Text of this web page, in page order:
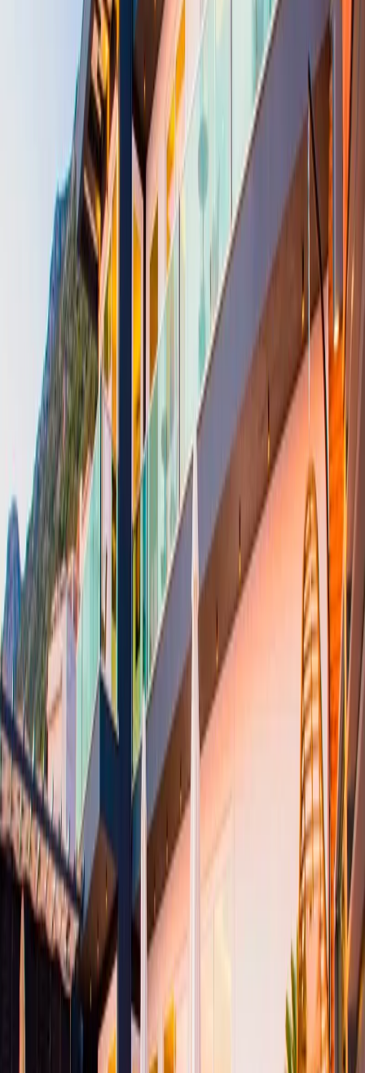
villamız Tam Korunaklı olup 1200 m2’lik bir alana inşa edilmiştir.
Bu kiralık yazlığımızın, Çocuk Havuzlu, Jakuzili olmasının yanı sıra
15 m uzunluğa 5m genişliğe sahip; sığ havuzlu, Sonsuzluk Havuzu
bulunuyor. Zeytin ağaçları ile çevrili bir yamaçta bulunan villa,
konumunun verdiği avantaj ile kesintisiz bir Deniz Manzarasına
sahiptir. Oldukça geniş bir güneşlenme terası olan villanın
bahçesinde bulunan barbeküsünde mangalınızı yapabilirsiniz. Son
derece modern ve lüks döşenmiş villamızda kapalı devre güvenlik
kamera sistemi ve alarm mevcuttur. Ayrıca değerli eşyalarınız için
odalarda kilitli kasası da bulunmaktadır. Ayrıca masa tenisi, bilardo,
buhar sauna, mini sinema, fitness alanı gibi aktivite bölümleriyle de
misafirlerimizin keyifli vakit geçirmesini sağlamaktadır.
Portföyümüzdeki bu kiralık villamız, tüm Kalkan koyuna hakim
açık deniz manzarası ile sizi mavinin ve yeşilin misafiri olmaya
davet ediyor. Modern döşenmiş Lüks Tatil Villasında kendinizi özel
hissedeceğiniz bir tatil sizi bekliyor....
NOT: Villamız ingiliz siterlini ( GBP) üzerinden
fiyatlandırılmaktadır. TL karşılığı hesaplanırken rezervasyon
tarihindeki güncel GBP kurı esas alınır.
Kalan ödeme için villaya giriş günü geçerli olan GBP kuru
uygulanacaktır. Rezervasyon yapmadan önce lütfen iletişime
geçiniz.
2026 Haftalık Fiyatlar
* 1-30 Nisan : 2.275 GBP
* ⁠1-31 Mayıs : 2.520 GBP
* ⁠1-30 Haziran : 3.500 GBP
* ⁠1-31 Temmuz : 5.775 GBP
* ⁠1-31 Ağustos : 5.880 GBP
* ⁠1-30 Eylül : 3.500 GBP
* ⁠1-31 Ekim : 2.275 GBP
* ⁠1-30 Kasım : 2.030 GBP
Yatak Odaları;
1. Yatak Odası:
klimalı ve deniz manzaralı suit yatak odasıdır. Yatak
odasında komodin,1 adet çift kişilik yatak, elbise dolabı, makyaj
masası, banyo ve tuvalet bulunmaktadır.
2. Yatak Odası:
klimalı ve deniz manzaralı suit genç yatak odasıdır.
Yatak odasında komodin,2 adet tek kişilik yatak, makyaj masası,
elbise dolabı, banyo ve tuvalet bulunmaktadır.
3. Yatak Odası:
klimalı ve deniz manzaralı suit yatak odasıdır. Yatak
odasında komodin, 1 adet çift kişilik yatak, elbise dolabı, makyaj
masası, banyo ve tuvalet bulunmaktadır.
4. Yatak Odası:
klimalı ve deniz manzaralı suit yatak odasıdır. Yatak
odasında elbise dolabı, 1 adet çift kişilik yatak, komodin, makyaj
masası, banyo ve tuvalet bulunmaktadır.
5. Yatak Odası: klimalı ve deniz manzaralı suit yatak odasıdır. Yatak
odasında elbise dolabı,1 adet çift kişilik yatak, makyaj masası,
komodin, banyo ve tuvalet bulunmaktadır.
6. Yatak Odası:
klimalı ve deniz manzaralı suit genç yatak odasıdır.
Yatak odasında makyaj masası, komodin, elbise dolabı,2 adet tek
kişilik yatak, banyo ve tuvalet bulunmaktadır.
7. Yatak Odası:
Klimalı ve deniz manzaralı suit genç yatak odasıdır.
Yatak odasında elbise dolabı,2 adet tek kişilik yatak, komodin,
makyaj masası, banyo ve tuvalet bulunmaktadır.
Yatak odalarında temiz nevresim takımları ve havlu takımları yer
almaktadır. Yatak odalarının hepsi klimalıdır.